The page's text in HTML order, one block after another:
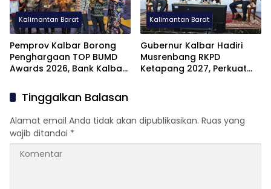
Kalimantan Barat
Pemprov Kalbar Borong
Penghargaan TOP BUMD
Awards 2026, Bank Kalbar
Kalimantan Barat
Gubernur Kalbar Hadiri
Musrenbang RKPD
Ketapang 2027, Perkuat
Tinggalkan Balasan
Alamat email Anda tidak akan dipublikasikan. Ruas yang
wajib ditandai *